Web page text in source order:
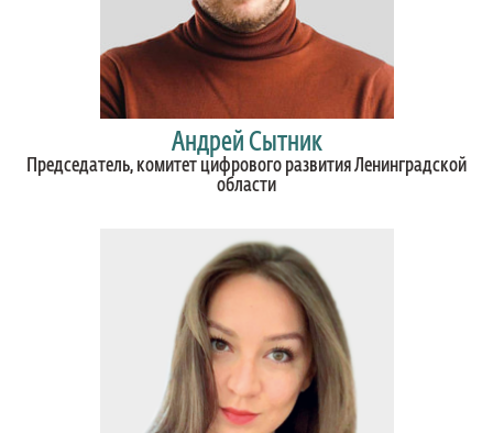
Андрей Сытник
Председатель, комитет цифрового развития Ленинградской
области